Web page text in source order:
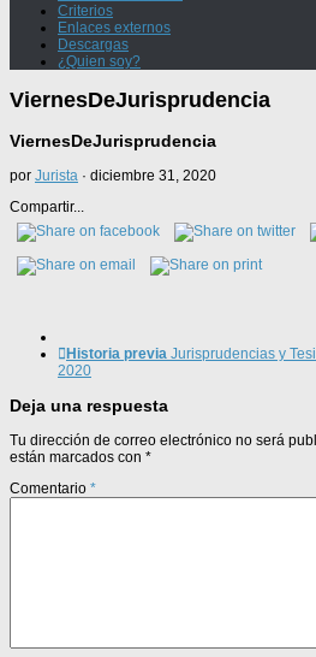
Criterios
Enlaces externos
Descargas
¿Quien soy?
ViernesDeJurisprudencia
ViernesDeJurisprudencia
por Jurista · diciembre 31, 2020
Compartir...
Historia previa Jurisprudencias y
2020
Deja una respuesta
Tu dirección de correo electrónico no será
están marcados con *
Comentario *